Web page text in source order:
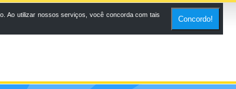
Ao utilizar nossos serviços, você concorda com tais
Concordo!